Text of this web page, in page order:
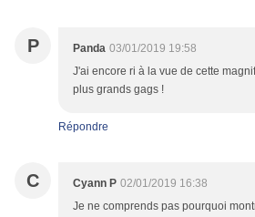
P Panda 03/01/2019 19:58
J'ai encore ri à la vue de cette
plus grands gags !
Répondre
C Cyann P 02/01/2019 16:38
Je ne comprends pas pourquoi